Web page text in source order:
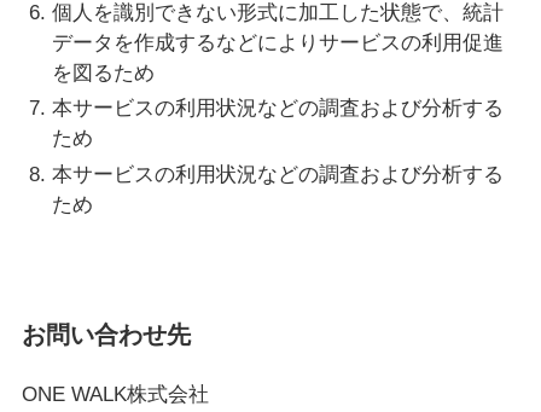
個人を識別できない形式に加工した状態で、統計
データを作成するなどによりサービスの利用促進
を図るため
本サービスの利用状況などの調査および分析する
ため
本サービスの利用状況などの調査および分析する
ため
お問い合わせ先
ONE WALK株式会社